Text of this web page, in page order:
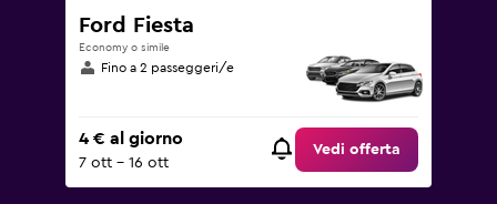
Ford Fiesta
Economy o simile
Fino a 2 passeggeri/e
4 € al giorno
7 ott - 16 ott
Vedi offerta